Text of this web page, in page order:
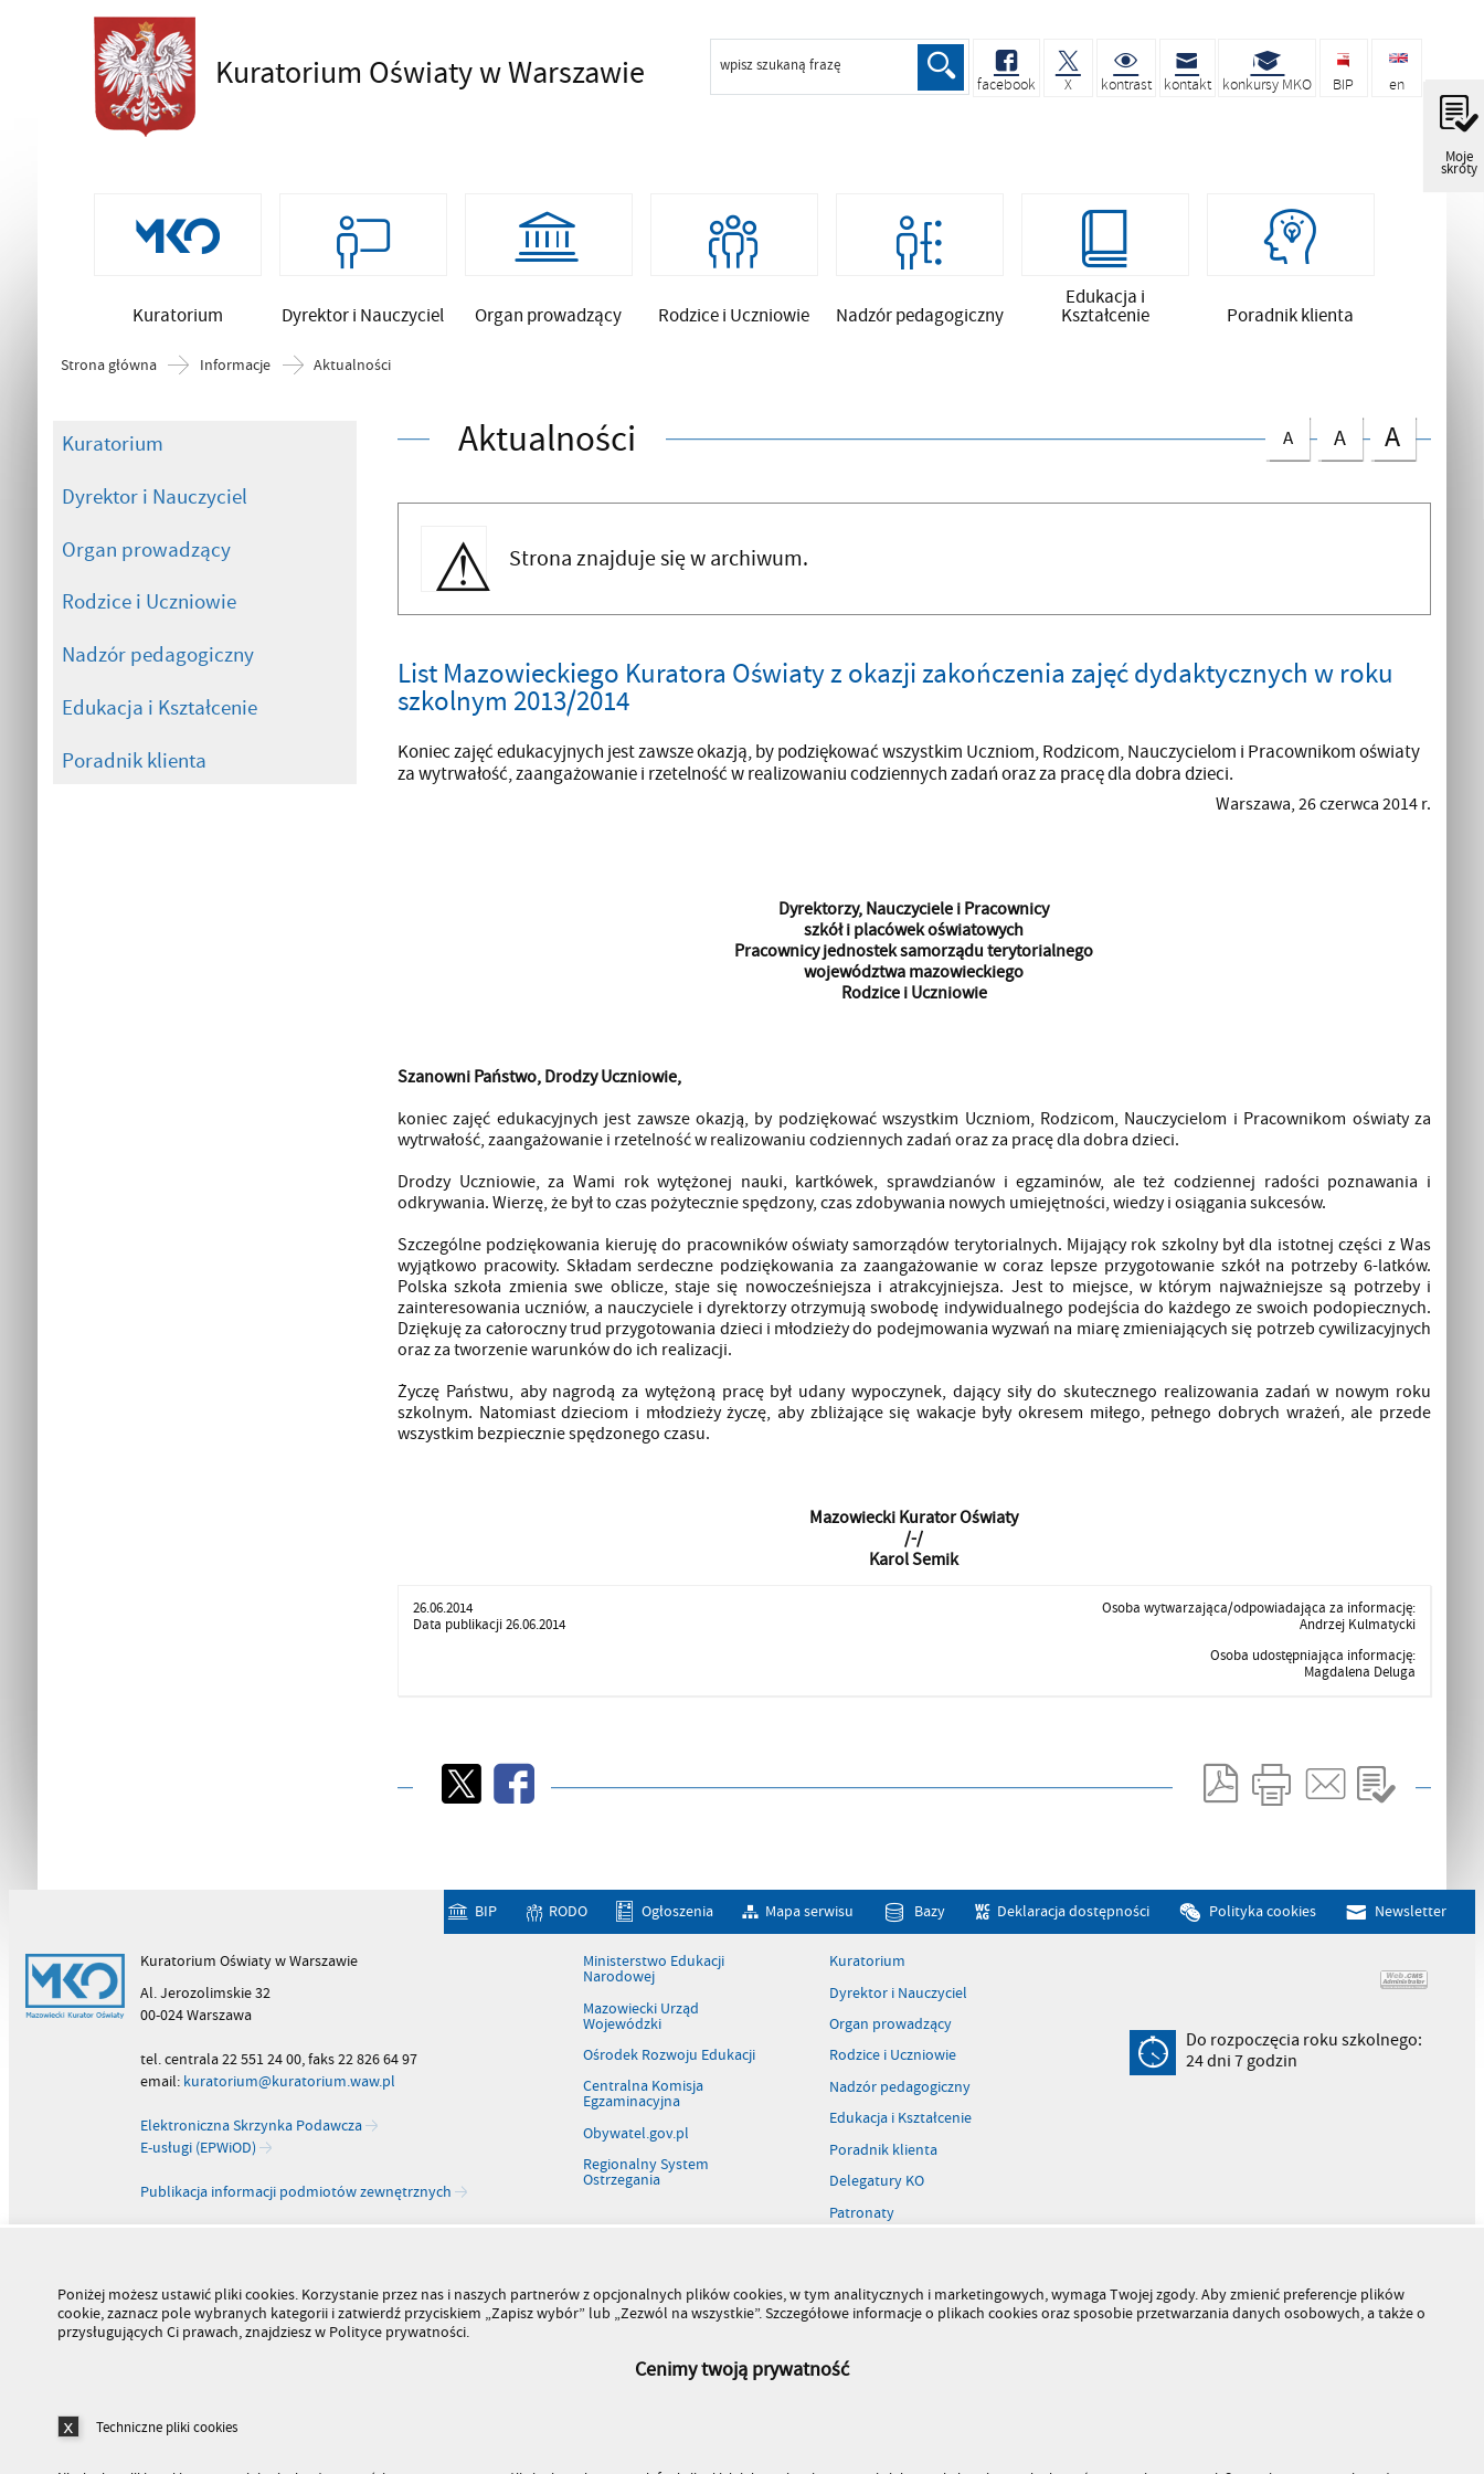
Moje
skróty
Kuratorium Oświatyw Warszawie wpisz szukaną frazę
Szukaj
facebook X kontrast kontakt konkursy MKO BIP en
Kuratorium Dyrektor i Nauczyciel Organ prowadzący Rodzice i Uczniowie Nadzór pedagogiczny
Edukacja i
Kształcenie Poradnik klienta
Strona główna Informacje Aktualności
Kuratorium
Dyrektor i Nauczyciel
Organ prowadzący
Rodzice i Uczniowie
Nadzór pedagogiczny
Edukacja i Kształcenie
Poradnik klienta
Aktualności A A A
Strona znajduje się w archiwum.
List Mazowieckiego Kuratora Oświaty z okazji zakończenia zajęć dydaktycznych w roku
szkolnym 2013/2014
Koniec zajęć edukacyjnych jest zawsze okazją, by podziękować wszystkim Uczniom, Rodzicom, Nauczycielom i Pracownikom oświaty
za wytrwałość, zaangażowanie i rzetelność w realizowaniu codziennych zadań oraz za pracę dla dobra dzieci.
Warszawa, 26 czerwca 2014 r.
Dyrektorzy, Nauczyciele i Pracownicy
szkół i placówek oświatowych
Pracownicy jednostek samorządu terytorialnego
województwa mazowieckiego
Rodzice i Uczniowie
Szanowni Państwo, Drodzy Uczniowie,
koniec zajęć edukacyjnych jest zawsze okazją, by podziękować wszystkim Uczniom, Rodzicom, Nauczycielom i Pracownikom oświaty za
wytrwałość, zaangażowanie i rzetelność w realizowaniu codziennych zadań oraz za pracę dla dobra dzieci.
Drodzy Uczniowie, za Wami rok wytężonej nauki, kartkówek, sprawdzianów i egzaminów, ale też codziennej radości poznawania i
odkrywania. Wierzę, że był to czas pożytecznie spędzony, czas zdobywania nowych umiejętności, wiedzy i osiągania sukcesów.
Szczególne podziękowania kieruję do pracowników oświaty samorządów terytorialnych. Mijający rok szkolny był dla istotnej części z Was
wyjątkowo pracowity. Składam serdeczne podziękowania za zaangażowanie w coraz lepsze przygotowanie szkół na potrzeby 6-latków.
Polska szkoła zmienia swe oblicze, staje się nowocześniejsza i atrakcyjniejsza. Jest to miejsce, w którym najważniejsze są potrzeby i
zainteresowania uczniów, a nauczyciele i dyrektorzy otrzymują swobodę indywidualnego podejścia do każdego ze swoich podopiecznych.
Dziękuję za całoroczny trud przygotowania dzieci i młodzieży do podejmowania wyzwań na miarę zmieniających się potrzeb cywilizacyjnych
oraz za tworzenie warunków do ich realizacji.
Życzę Państwu, aby nagrodą za wytężoną pracę był udany wypoczynek, dający siły do skutecznego realizowania zadań w nowym roku
szkolnym. Natomiast dzieciom i młodzieży życzę, aby zbliżające się wakacje były okresem miłego, pełnego dobrych wrażeń, ale przede
wszystkim bezpiecznie spędzonego czasu.
Mazowiecki Kurator Oświaty
/-/
Karol Semik
26.06.2014
Data publikacji 26.06.2014
Osoba wytwarzająca/odpowiadająca za informację:
Andrzej Kulmatycki
Osoba udostępniająca informację:
Magdalena Deluga
Kuratorium Oświaty w Warszawie
Al. Jerozolimskie 32
00-024 Warszawa
tel. centrala 22 551 24 00, faks 22 826 64 97
email: kuratorium@kuratorium.waw.pl
Elektroniczna Skrzynka Podawcza
E-usługi (EPWiOD)
Publikacja informacji podmiotów zewnętrznych
BIP RODO Ogłoszenia Mapa serwisu Bazy Deklaracja dostępności Polityka cookies Newsletter
Ministerstwo Edukacji
Narodowej
Mazowiecki Urząd
Wojewódzki
Ośrodek Rozwoju Edukacji
Centralna Komisja
Egzaminacyjna
Obywatel.gov.pl
Regionalny System
Ostrzegania
Kuratorium
Dyrektor i Nauczyciel
Organ prowadzący
Rodzice i Uczniowie
Nadzór pedagogiczny
Edukacja i Kształcenie
Poradnik klienta
Delegatury KO
Patronaty
Kiermasz książek
Do rozpoczęcia roku szkolnego:
24dni7 godzin
Poniżej możesz ustawić pliki cookies. Korzystanie przez nas i naszych partnerów z opcjonalnych plików cookies, w tym analitycznych i marketingowych, wymaga Twojej zgody. Aby zmienić preferencje plików
cookie, zaznacz pole wybranych kategorii i zatwierdź przyciskiem „Zapisz wybór” lub „Zezwól na wszystkie”. Szczegółowe informacje o plikach cookies oraz sposobie przetwarzania danych osobowych, a także o
przysługujących Ci prawach, znajdziesz w Polityce prywatności.
Cenimy twoją prywatność
Techniczne pliki cookies